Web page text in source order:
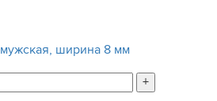
ширина 8 мм
+